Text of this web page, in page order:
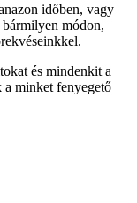
időben, vagy
módon,
és mindenkit a
minket fenyegető